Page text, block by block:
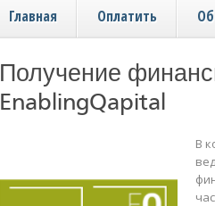
Главная Оплатить
Получение
EnablingQapital
В